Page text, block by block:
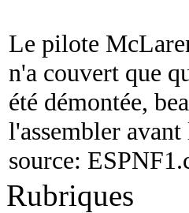
Le pilote
n'a couvert que
été démontée,
l'assembler
source:
Rubriques